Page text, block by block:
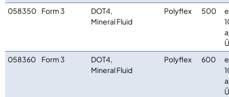
058350
Form 3
DOT4,
Mineral Fluid
Polyflex 500
058360
Form 3
DOT4,
Mineral Fluid
Polyflex 600